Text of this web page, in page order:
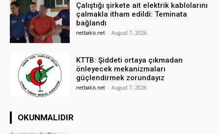
Çalıştığı şirkete ait elektrik kablolarını
çalmakla itham edildi: Teminata
bağlandı
netbakis.net - August 7, 2026
KTTB: Şiddeti ortaya çıkmadan
önleyecek mekanizmaları
güçlendirmek zorundayız
netbakis.net - August 7, 2026
OKUNMALIDIR